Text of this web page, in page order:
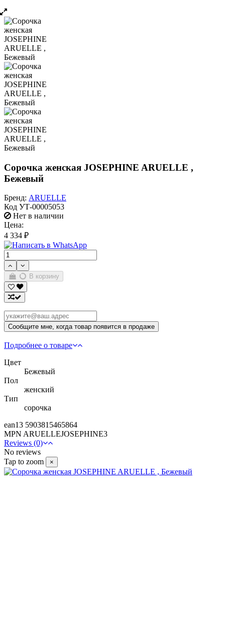
Сорочка женская JOSEPHINE ARUELLE ,
Бежевый
Бренд: ARUELLE
Код УТ-00005053
Нет в наличии
Цена:
4 334 ₽
В корзину
Подробнее о товаре
Цвет
Бежевый
Пол
женский
Тип
сорочка
ean13 5903815465864
MPN ARUELLEJOSEPHINE3
Reviews (0)
No reviews
Tap to zoom
×